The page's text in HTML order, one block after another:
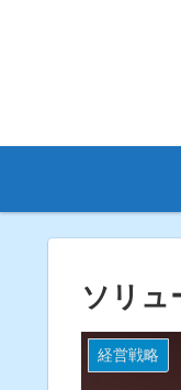
ソリュ
経営戦略